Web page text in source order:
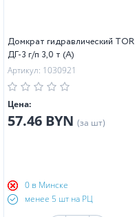
Домкрат гидравлический TOR
ДГ-3 г/п 3,0 т (A)
Артикул: 1030921
Цена:
57.46 BYN (за шт)
0 в Минске
менее 5 шт на РЦ